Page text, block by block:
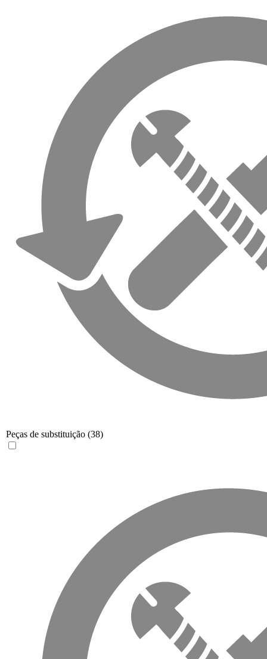
Peças de substituição (38)